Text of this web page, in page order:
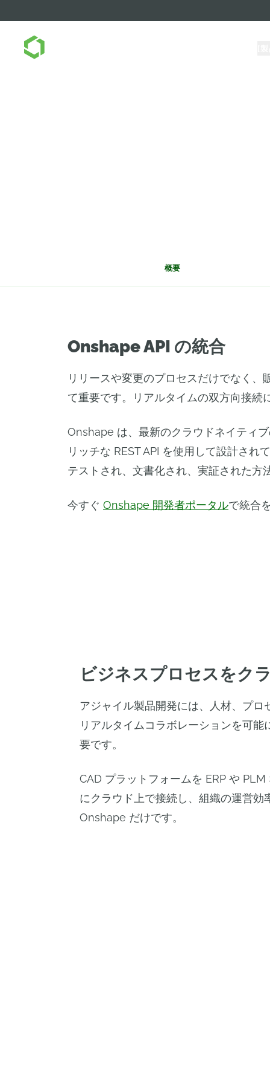
概要
Onshape API の統合
リリースや変更のプロセスだけでなく
て重要です。リアルタイムの双方向接
Onshape は、最新のクラウドネイティ
リッチな REST API を使用して設計さ
テストされ、文書化され、実証された方
今すぐ Onshape 開発者ポータルで統合
ビジネスプロセスをク
アジャイル製品開発には、人材、プロ
リアルタイムコラボレーションを可能
要です。
CAD プラットフォームを ERP や
にクラウド上で接続し、組織の運営効
Onshape だけです。